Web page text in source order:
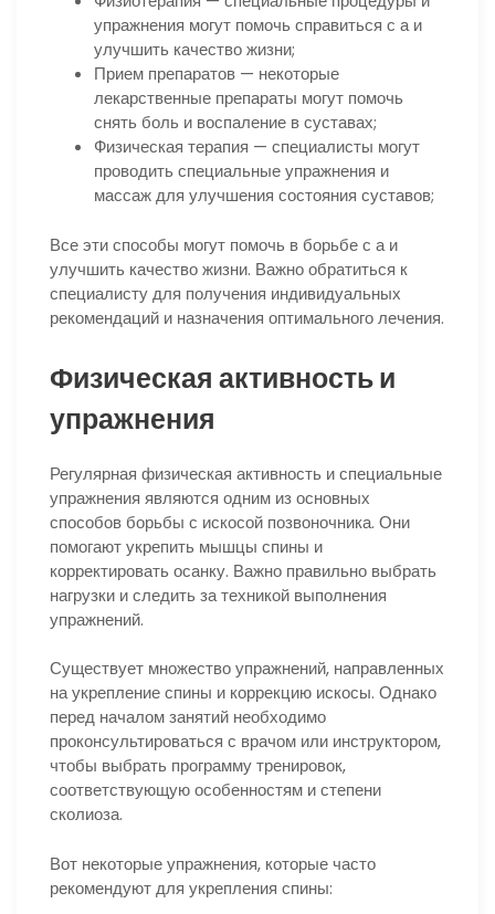
упражнения могут помочь справиться с а и
улучшить качество жизни;
Прием препаратов — некоторые
лекарственные препараты могут помочь
снять боль и воспаление в суставах;
Физическая терапия — специалисты могут
проводить специальные упражнения и
массаж для улучшения состояния суставов;
Все эти способы могут помочь в борьбе с а и
улучшить качество жизни. Важно обратиться к
специалисту для получения индивидуальных
рекомендаций и назначения оптимального лечения.
Физическая активность и
упражнения
Регулярная физическая активность и специальные
упражнения являются одним из основных
способов борьбы с искосой позвоночника. Они
помогают укрепить мышцы спины и
корректировать осанку. Важно правильно выбрать
нагрузки и следить за техникой выполнения
упражнений.
Существует множество упражнений, направленных
на укрепление спины и коррекцию искосы. Однако
перед началом занятий необходимо
проконсультироваться с врачом или инструктором,
чтобы выбрать программу тренировок,
соответствующую особенностям и степени
сколиоза.
Вот некоторые упражнения, которые часто
рекомендуют для укрепления спины: